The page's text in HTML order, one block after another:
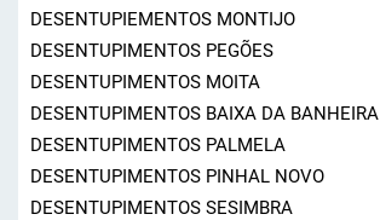
DESENTUPIEMENTOS MONTIJO
DESENTUPIMENTOS PEGÕES
DESENTUPIMENTOS MOITA
DESENTUPIMENTOS BAIXA DA BANHEIRA
DESENTUPIMENTOS PALMELA
DESENTUPIMENTOS PINHAL NOVO
DESENTUPIMENTOS SESIMBRA